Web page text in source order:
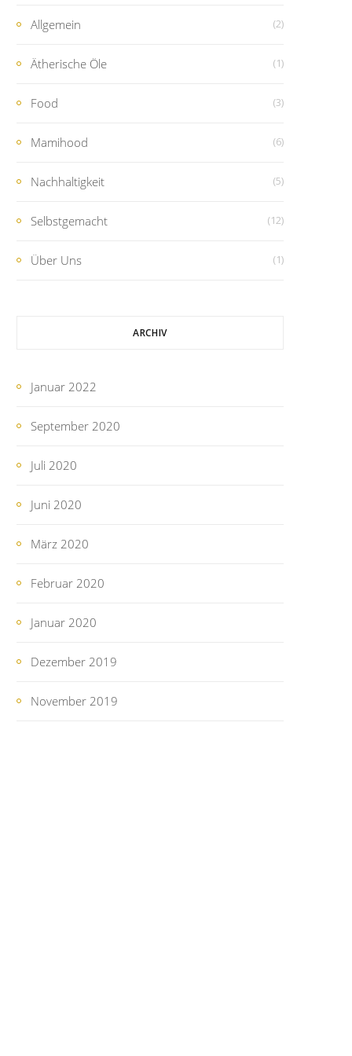
Allgemein (2)
Ätherische Öle (1)
Food (3)
Mamihood (6)
Nachhaltigkeit (5)
Selbstgemacht (12)
Über Uns (1)
ARCHIV
Januar 2022
September 2020
Juli 2020
Juni 2020
März 2020
Februar 2020
Januar 2020
Dezember 2019
November 2019